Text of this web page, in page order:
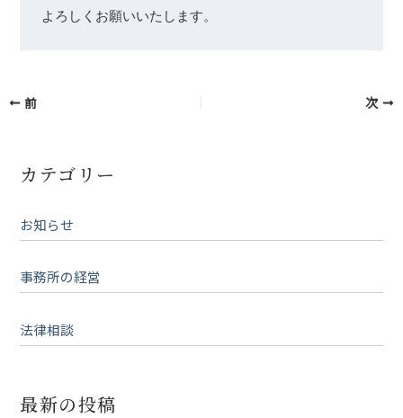
よろしくお願いいたします。
前 次
カテゴリー
お知らせ
事務所の経営
法律相談
最新の投稿